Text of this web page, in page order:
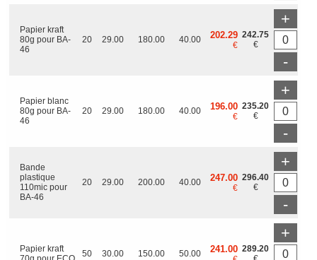
Papier kraft
80g pour BA-
46
20 29.00 180.00 40.00 202.29
€
242.75
€
+
-
Papier blanc
80g pour BA-
46
20 29.00 180.00 40.00 196.00
€
235.20
€
+
-
Bande
plastique
110mic pour
BA-46
20 29.00 200.00 40.00 247.00
€
296.40
€
+
-
Papier kraft
50 30.00 150.00 50.00 241.00 289.20
+